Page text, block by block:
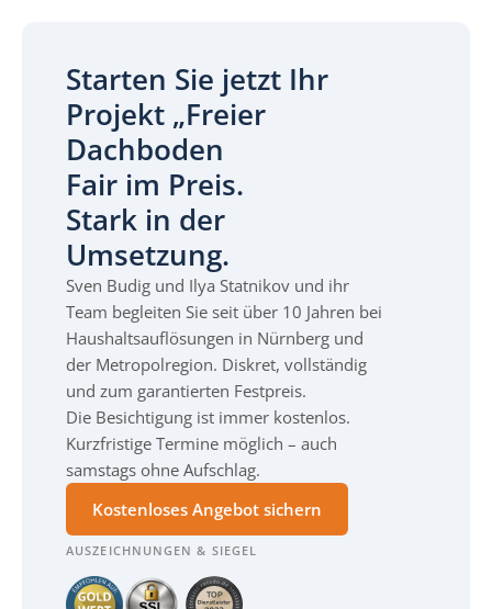
Starten Sie jetzt Ihr
Projekt „Freier
Dachboden
Fair im Preis.
Stark in der
Umsetzung.
Sven Budig und Ilya Statnikov und ihr
Team begleiten Sie seit über 10 Jahren bei
Haushaltsauflösungen in Nürnberg und
der Metropolregion. Diskret, vollständig
und zum garantierten Festpreis.
Die Besichtigung ist immer kostenlos.
Kurzfristige Termine möglich – auch
samstags ohne Aufschlag.
Kostenloses Angebot sichern
AUSZEICHNUNGEN & SIEGEL